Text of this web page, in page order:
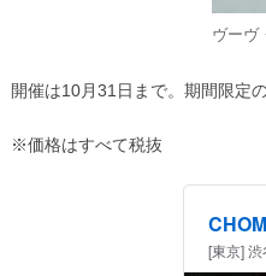
ヴーヴ
開催は10月31日まで。期間限定
※価格はすべて税抜
[東京]